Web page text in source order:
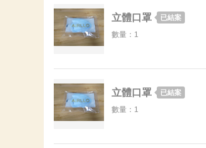
立體口罩 已結案
數量：1
立體口罩 已結案
數量：1